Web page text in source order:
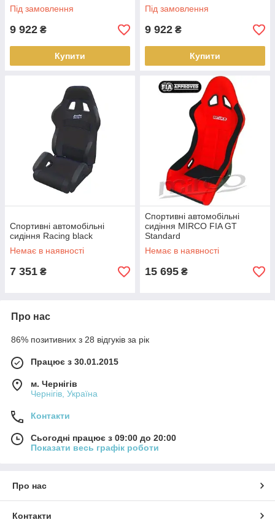
Під замовлення
9 922 ₴
Купити
Під замовлення
9 922 ₴
Купити
Спортивні автомобільні
сидіння Racing black
Немає в наявності
7 351 ₴
Спортивні автомобільні
сидіння MIRCO FIA GT
Standard
Немає в наявності
15 695 ₴
Про нас
86% позитивних з 28 відгуків за рік
Працює з 30.01.2015
м. Чернігів
Чернігів, Україна
Контакти
Сьогодні працює з 09:00 до 20:00
Показати весь графік роботи
Про нас
Контакти